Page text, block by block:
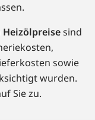
Heizölpreisesind
sowie
wurden.
Sie zu.